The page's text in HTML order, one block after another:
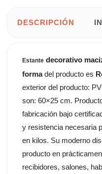
DESCRIPCIÓN
Estante decorativo
formadel producto es
exterior del producto:
son: 60×25 cm.
fabricación bajo
y resistencia necesaria
en kilos. Su moderno
producto en
recibidores, salones,